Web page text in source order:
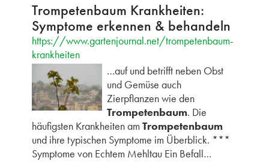
Trompetenbaum Krankheiten:
Symptome erkennen & behandeln
https://www.gartenjournal.net/trompetenbaum-
krankheiten
…auf und betrifft neben Obst
und Gemüse auch
Zierpflanzen wie den
Trompetenbaum. Die
häufigsten Krankheiten am Trompetenbaum
und ihre typischen Symptome im Überblick. ***
Symptome von Echtem Mehltau Ein Befall…